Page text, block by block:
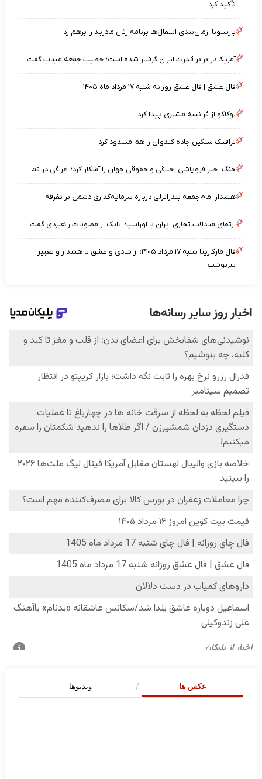
تأکید کرد
بارسلونا؛ زمان‌بندی انتقال‌ها برنامه رئال مادرید را برهم زد
آمریکا در برابر قدرت ایران گرفتار شده است؛ خطیب جمعه میناب گفت
فال عشق | فال عشق روزانه شنبه ۱۷ مرداد ماه ۱۴۰۵
لوکاکو از فرانسه مشتری پیدا کرد
ترافیک سنگین جاده کندوان را هم مسدود کرد
جنگ اخیر فروپاشی اخلاقی و حقوقی جهان را آشکار کرد؛ اعرافی در قم
هشدار امام‌جمعه بندرانزلی درباره سرمایه‌گذاری دشمن بر تفرقه
ارتقای مبادلات تجاری ایران با اوراسیا؛ اتابک از مصوبات راهبردی گفت
فال مارگاریتا شنبه ۱۷ مرداد ۱۴۰۵؛ از شادی و عشق تا هشدار و تغییر
سرنوشت
عکس ها ویدیوها